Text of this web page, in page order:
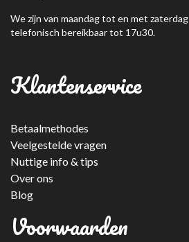
We zijn van maandag tot en met zaterdag
telefonisch bereikbaar tot 17u30.
Klantenservice
Betaalmethodes
Veelgestelde vragen
Nuttige info & tips
Over ons
Blog
Voorwaarden